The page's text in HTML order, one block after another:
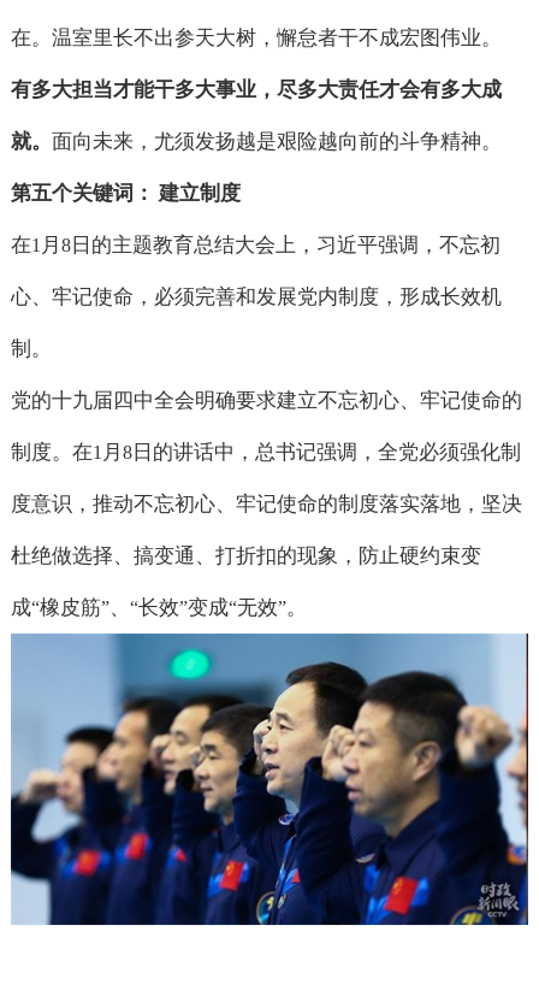
在。温室里长不出参天大树，懈怠者干不成宏图伟业。
有多大担当才能干多大事业，尽多大责任才会有多大成
就。 面向未来，尤须发扬越是艰险越向前的斗争精神。
第五个关键词： 建立制度
在1 月 8日的主题教育总结大会上，习近平强调，不忘初
心、牢记使命，必须完善和发展党内制度，形成长效机
制。
党的十九届四中全会明确要求建立不忘初心、牢记使命的
制度。在1 月 8日的讲话中，总书记强调，全党必须强化制
度意识，推动不忘初心、牢记使命的制度落实落地，坚决
杜绝做选择、搞变通、打折扣的现象，防止硬约束变
成“橡皮筋”、 “长效”变成“无效”。